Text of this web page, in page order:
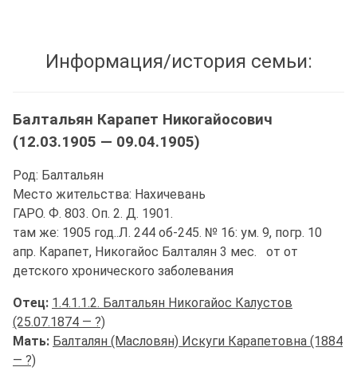
Информация/история семьи:
Балтальян Карапет Никогайосович
(12.03.1905 — 09.04.1905)
Род: Балтальян
Место жительства: Нахичевань
ГАРО. Ф. 803. Оп. 2. Д. 1901.
там же: 1905 год..Л. 244 об-245. № 16: ум. 9, погр. 10
апр. Карапет, Никогайос Балталян 3 мес. от от
детского хронического заболевания
Отец: 1.4.1.1.2. Балтальян Никогайос Калустов
(25.07.1874 — ?)
Мать: Балталян (Масловян) Искуги Карапетовна (1884
— ?)